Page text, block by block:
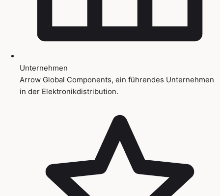
Unternehmen
Arrow Global Components, ein führendes Unternehmen
in der Elektronikdistribution.